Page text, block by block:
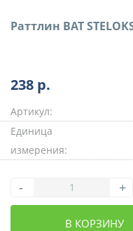
Раттлин BAT
238 р.
Артикул:
Единица
измерения:
- +
В КОРЗИНУ